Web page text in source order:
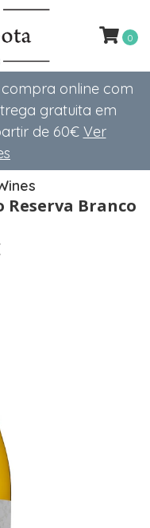
online com
gratuita em
de 60€ Ver
0
Reserva Branco